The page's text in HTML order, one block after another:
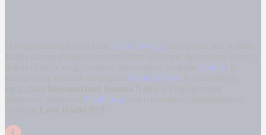
kontranews.gr
Kontra
Kontra News
Filathlos.gr